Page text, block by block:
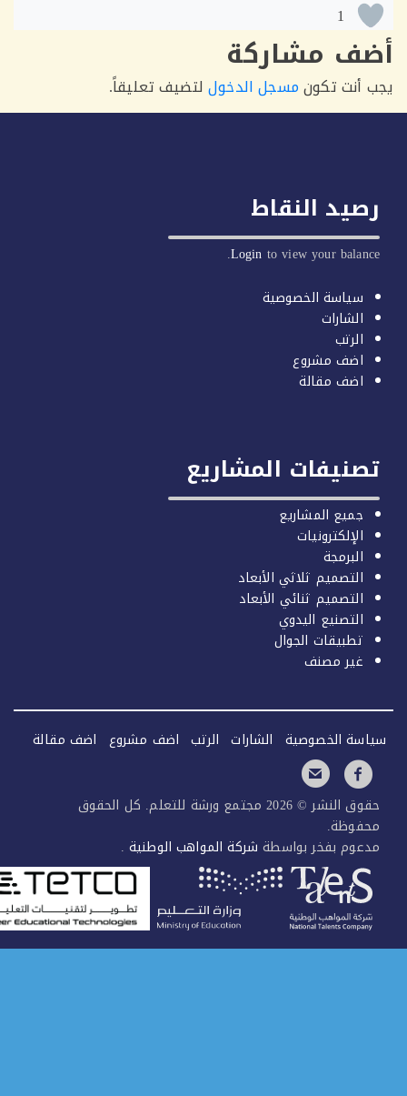
1
مشاركة
تكونمسجل الدخوللتضيف تعليقاً.
النقاط
Loginto view your
سياسة الخصوصية
الشارات
الرتب
اضف مشروع
اضف مقالة
المشاريع
جميع المشاريع
الإلكترونيات
البرمجة
التصميم ثلاثي الأبعاد
التصميم ثنائي الأبعاد
التصنيع اليدوي
تطبيقات الجوال
غير مصنف
الخصوصية الشارات الرتب اضف مشروع اضف مقالة
حقوق النشر © 2026 مجتمع ورشة للتعلم. كل الحقوق
بفخر بواسطةشركة المواهب الوطنية.